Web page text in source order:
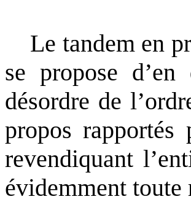
Le tandem en
se propose
désordre de
propos
revendiquant
évidemment